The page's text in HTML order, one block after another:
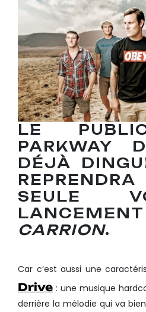
LE
PARKWAY
DÉJÀ
SEULE
CARRION.
Car c’est aussi une
Drive : une musique
derrière la mélodie qui va